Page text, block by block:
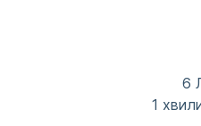
6
1